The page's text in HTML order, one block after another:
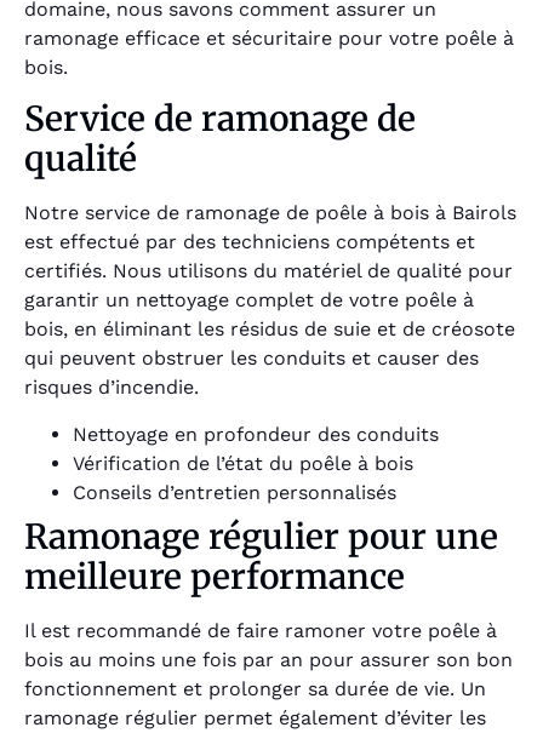
domaine, nous savons comment assurer un
ramonage efficace et sécuritaire pour votre poêle à
bois.
Service de ramonage de
qualité
Notre service de ramonage de poêle à bois à Bairols
est effectué par des techniciens compétents et
certifiés. Nous utilisons du matériel de qualité pour
garantir un nettoyage complet de votre poêle à
bois, en éliminant les résidus de suie et de créosote
qui peuvent obstruer les conduits et causer des
risques d’incendie.
Nettoyage en profondeur des conduits
Vérification de l’état du poêle à bois
Conseils d’entretien personnalisés
Ramonage régulier pour une
meilleure performance
Il est recommandé de faire ramoner votre poêle à
bois au moins une fois par an pour assurer son bon
fonctionnement et prolonger sa durée de vie. Un
ramonage régulier permet également d’éviter les